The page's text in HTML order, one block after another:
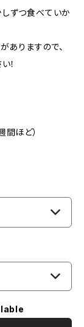
ずつ食べていか
ありますので、
！
ほど）